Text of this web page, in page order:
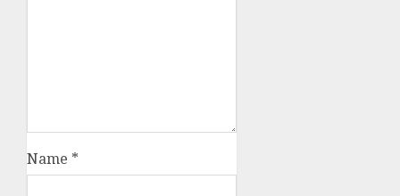
Name *